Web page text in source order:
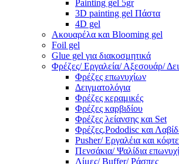
Painting gel 5gr
3D painting gel Πάστα
4D gel
Ακουαρέλα και Blooming gel
Foil gel
Glue gel για διακοσμητικά
Φρέζες/ Εργαλεία/ Αξεσουάρ/
Φρέζες επωνυχίων
Δειγματολόγια
Φρέζες κεραμικές
Φρέζες καρβιδίου
Φρέζες λείανσης και Set
Φρέζες,Pododisc και
Pusher/ Εργαλέια και
Πενσάκια/ Ψαλίδια
Λίμες/ Buffer/ Ράσπες